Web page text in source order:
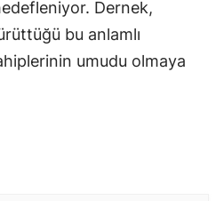
Dernek,
bu anlamlı
umudu olmaya